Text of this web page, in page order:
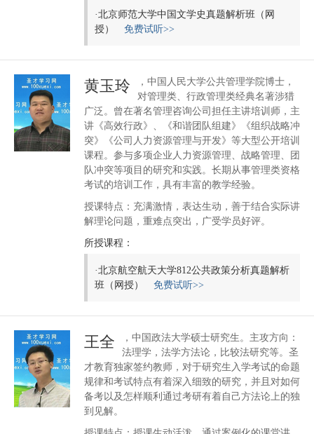
·北京师范大学中国文学史真题解析班（网
授） 免费试听>>
黄玉玲
，中国人民大学公共管理学院博士，
对管理类、行政管理类经典名著涉猎
广泛。曾在著名管理咨询公司担任主讲培训师，主
讲《高效行政》、《和谐团队组建》《组织战略冲
突》《公司人力资源管理与开发》等大型公开培训
课程。参与多项企业人力资源管理、战略管理、团
队冲突等项目的研究和实践。长期从事管理类资格
考试的培训工作，具有丰富的教学经验。
授课特点：充满激情，表达生动，善于结合实际讲
解理论问题，重难点突出，广受学员好评。
所授课程：
·北京航空航天大学812公共政策分析真题解析
班（网授） 免费试听>>
王全
，中国政法大学硕士研究生。主攻方向：
法理学，法学方法论，比较法研究等。圣
才教育独家签约教师，对于研究生入学考试的命题
规律和考试特点有着深入细致的研究，并且对如何
备考以及怎样顺利通过考研有着自己方法论上的独
到见解。